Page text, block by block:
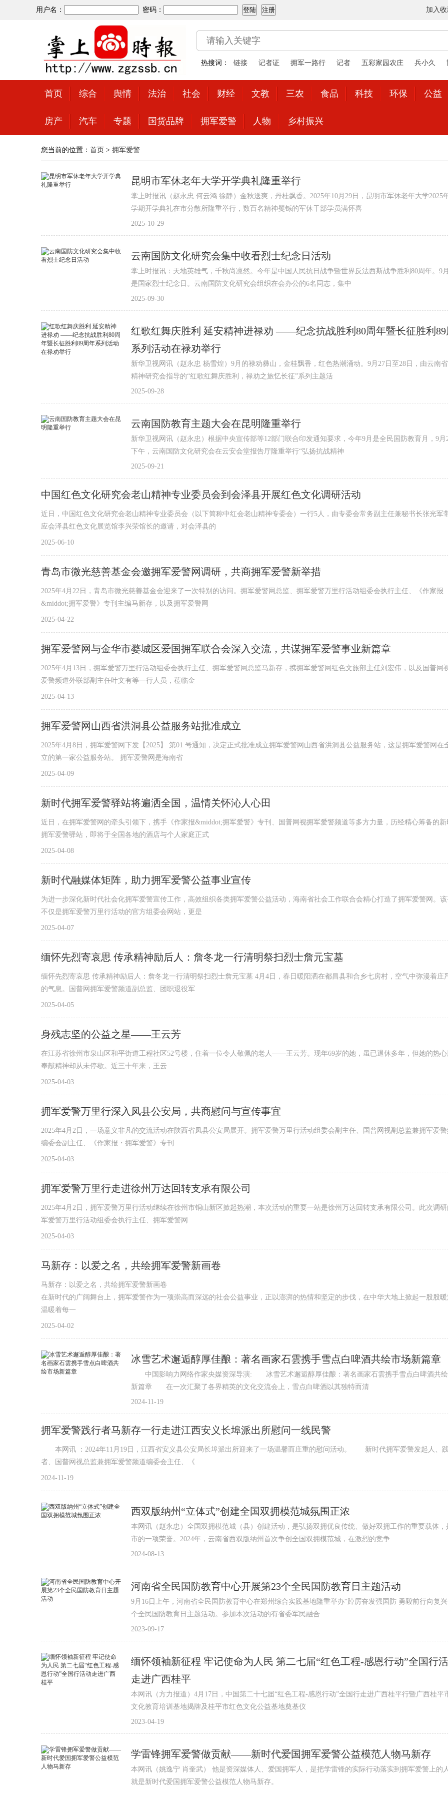
用户名： 密码： 加入
热搜词： 链接 记者证 拥军一路行 记者 五彩家园农庄 兵小久
首页 综合 舆情 法治 社会 财经 文教 三农 食品 科技 环保 公益
房产 汽车 专题 国货品牌 拥军爱警 人物 乡村振兴
您当前的位置： 首页 > 拥军爱警
昆明市军休老年大学开学典礼隆重举行
掌上时报讯（赵永忠 何云鸿 徐静）金秋送爽，丹桂飘香。2025年10月29日，昆明市军休老年大学2025
学期开学典礼在市分散所隆重举行，数百名精神矍铄的军休干部学员满怀喜
2025-10-29
云南国防文化研究会集中收看烈士纪念日活动
掌上时报讯：天地英雄气，千秋尚凛然。今年是中国人民抗日战争暨世界反法西斯战争胜利80周年。9
是国家烈士纪念日。云南国防文化研究会组织在会办公的6名同志，集中
2025-09-30
红歌红舞庆胜利 延安精神进禄劝 ——纪念抗战胜利80周年暨长征胜利89
系列活动在禄劝举行
新华卫视网讯（赵永忠 杨雪煌）9月的禄劝彝山，金桂飘香，红色热潮涌动。9月27日至28日，由云南
精神研究会指导的“红歌红舞庆胜利，禄劝之旅忆长征”系列主题活
2025-09-28
云南国防教育主题大会在昆明隆重举行
新华卫视网讯（赵永忠）根据中央宣传部等12部门联合印发通知要求，今年9月是全民国防教育月，9月
下午，云南国防文化研究会在云安会堂报告厅隆重举行“弘扬抗战精神
2025-09-21
中国红色文化研究会老山精神专业委员会到会泽县开展红色文化调研活动
近日，中国红色文化研究会老山精神专业委员会（以下简称中红会老山精神专委会）一行5人，由专委会常务副主任兼秘书长张光军
应会泽县红色文化展览馆李兴荣馆长的邀请，对会泽县的
2025-06-10
青岛市微光慈善基金会邀拥军爱警网调研，共商拥军爱警新举措
2025年4月22日，青岛市微光慈善基金会迎来了一次特别的访问。拥军爱警网总监、拥军爱警万里行活动组委会执行主任、《作家报
&middot;拥军爱警》专刊主编马新存，以及拥军爱警网
2025-04-22
拥军爱警网与金华市婺城区爱国拥军联合会深入交流，共谋拥军爱警事业新篇章
2025年4月13日，拥军爱警万里行活动组委会执行主任、拥军爱警网总监马新存，携拥军爱警网红色文旅部主任刘宏伟，以及国普网
爱警频道外联部副主任叶文有等一行人员，莅临金
2025-04-13
拥军爱警网山西省洪洞县公益服务站批准成立
2025年4月8日，拥军爱警网下发【2025】 第01 号通知，决定正式批准成立拥军爱警网山西省洪洞县公益服务站，这是拥军爱警网在
立的第一家公益服务站。 拥军爱警网是海南省
2025-04-09
新时代拥军爱警驿站将遍洒全国，温情关怀沁人心田
近日，在拥军爱警网的牵头引领下，携手《作家报&middot;拥军爱警》专刊、国普网视拥军爱警频道等多方力量，历经精心筹备的新
拥军爱警驿站，即将于全国各地的酒店与个人家庭正式
2025-04-08
新时代融媒体矩阵，助力拥军爱警公益事业宣传
为进一步深化新时代社会化拥军爱警宣传工作，高效组织各类拥军爱警公益活动，海南省社会工作联合会精心打造了拥军爱警网。该
不仅是拥军爱警万里行活动的官方组委会网站，更是
2025-04-07
缅怀先烈寄哀思 传承精神励后人：詹冬龙一行清明祭扫烈士詹元宝墓
缅怀先烈寄哀思 传承精神励后人：詹冬龙一行清明祭扫烈士詹元宝墓 4月4日，春日暖阳洒在都昌县和合乡七房村，空气中弥漫着庄
的气息。国普网拥军爱警频道副总监、团职退役军
2025-04-05
身残志坚的公益之星——王云芳
在江苏省徐州市泉山区和平街道工程社区52号楼，住着一位令人敬佩的老人——王云芳。现年69岁的她，虽已退休多年，但她的热心
奉献精神却从未停歇。近三十年来，王云
2025-04-03
拥军爱警万里行深入凤县公安局，共商慰问与宣传事宜
2025年4月2日，一场意义非凡的交流活动在陕西省凤县公安局展开。拥军爱警万里行活动组委会副主任、国普网视副总监兼拥军爱警
编委会副主任、《作家报・拥军爱警》专刊
2025-04-03
拥军爱警万里行走进徐州万达回转支承有限公司
2025年4月2日，拥军爱警万里行活动继续在徐州市铜山新区掀起热潮，本次活动的重要一站是徐州万达回转支承有限公司。此次调研
军爱警万里行活动组委会执行主任、拥军爱警网
2025-04-03
马新存：以爱之名，共绘拥军爱警新画卷
马新存：以爱之名，共绘拥军爱警新画卷
在新时代的广阔舞台上，拥军爱警作为一项崇高而深远的社会公益事业，正以澎湃的热情和坚定的步伐，在中华大地上掀起一股股暖
温暖着每一
2025-04-02
冰雪艺术邂逅醇厚佳酿：著名画家石雲携手雪点白啤酒共绘市场新篇章
中国影响力网络作家央媒资深导演: 冰雪艺术邂逅醇厚佳酿：著名画家石雲携手雪点白啤酒共绘
新篇章 在一次汇聚了各界精英的文化交流会上，雪点白啤酒以其独特而清
2024-11-19
拥军爱警践行者马新存一行走进江西安义长埠派出所慰问一线民警
本网讯 ：2024年11月19日，江西省安义县公安局长埠派出所迎来了一场温馨而庄重的慰问活动。 新时代拥军爱警发起人、
者、国普网视总监兼拥军爱警频道编委会主任、《
2024-11-19
西双版纳州“立体式”创建全国双拥模范城氛围正浓
本网讯（赵永忠）全国双拥模范城（县）创建活动，是弘扬双拥优良传统、做好双拥工作的重要载体，
市的一项荣誉。2024年，云南省西双版纳州首次争创全国双拥模范城，在激烈的竞争
2024-08-13
河南省全民国防教育中心开展第23个全民国防教育日主题活动
9月16日上午，河南省全民国防教育中心在郑州综合实践基地隆重举办“踔厉奋发强国防 勇毅前行向复兴
个全民国防教育日主题活动。参加本次活动的有省委军民融合
2023-09-17
缅怀领袖新征程 牢记使命为人民 第二七届“红色工程-感恩行动”全国行
走进广西桂平
本网讯（方力报道）4月17日，中国第二十七届“红色工程-感恩行动”全国行走进广西桂平行暨广西桂平
文化教育培训基地揭牌及桂平市红色文化公益基地奠基仪
2023-04-19
学雷锋拥军爱警做贡献——新时代爱国拥军爱警公益模范人物马新存
本网讯（姚逸宁 肖奎武） 他是资深媒体人、爱国拥军人，是把学雷锋的实际行动落实到拥军爱警上的
就是新时代爱国拥军爱警公益模范人物马新存。